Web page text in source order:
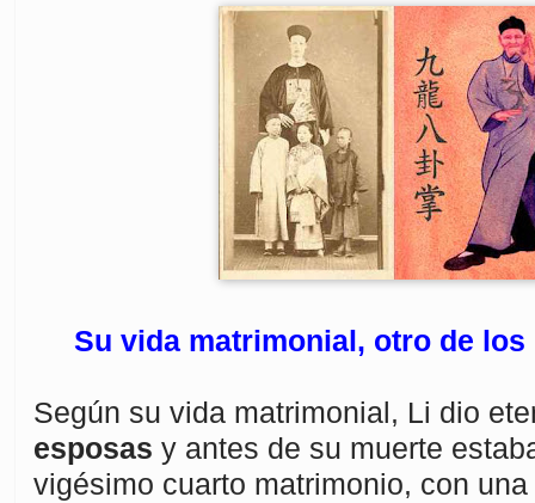
Su vida matrimonial, otro de
Según su vida matrimonial, Li dio
esposas y antes de su muerte
vigésimo cuarto matrimonio, con